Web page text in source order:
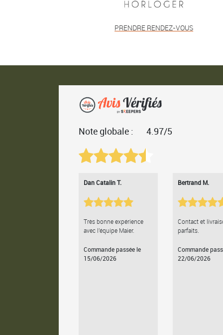
PRENDRE RENDEZ-VOUS
Note globale : 4.97/5
Dan Catalin T.
Très bonne expérience
avec l'équipe Maier.
Commande passée le
15/06/2026
Bertrand M.
Contact et
parfaits.
Commande
22/06/2026